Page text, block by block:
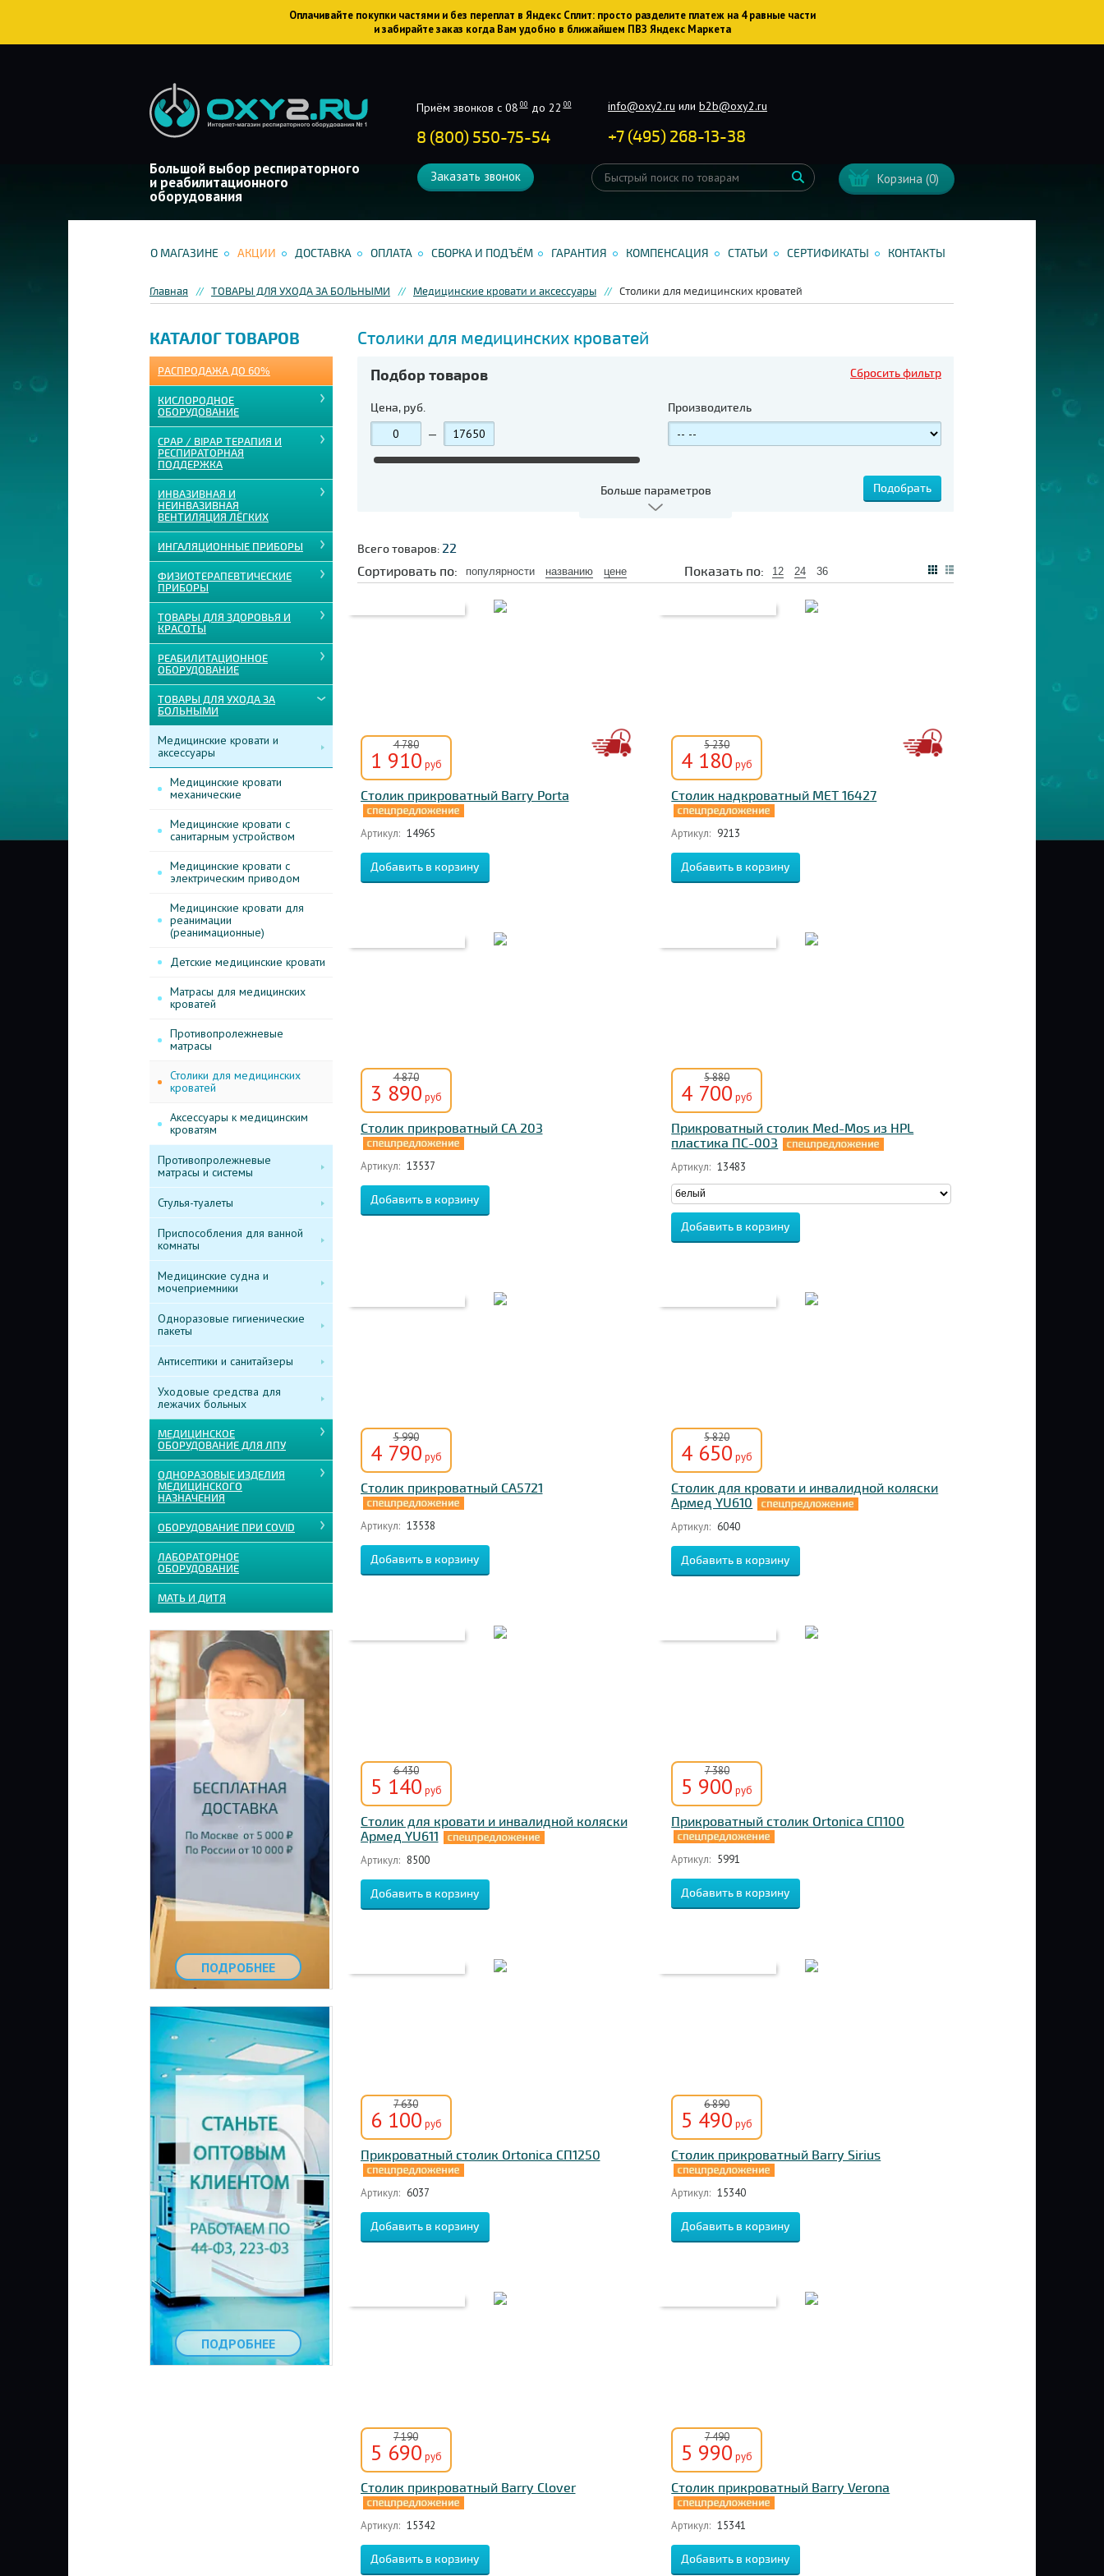
Оплачивайте покупки частями и без переплат в Яндекс Сплит: просто разделите платеж на 4 равные части
и забирайте заказ когда Вам удобно в ближайшем ПВЗ Яндекс Маркета
Большой выбор респираторного
и реабилитационного
оборудования
Приём звонков с 08 00до 22 00
8 (800) 550-75-54
info@oxy2.ru илиb2b@oxy2.ru
+7 (495) 268-13-38
Заказать звонок Корзина(0)
О МАГАЗИНЕ АКЦИИ ДОСТАВКА ОПЛАТА СБОРКА И ПОДЪЁМ ГАРАНТИЯ КОМПЕНСАЦИЯ СТАТЬИ СЕРТИФИКАТЫ КОНТАКТЫ
Главная ТОВАРЫ ДЛЯ УХОДА ЗА БОЛЬНЫМИ Медицинские кровати и аксессуары Столики для медицинских кроватей
КАТАЛОГ ТОВАРОВ
РАСПРОДАЖА ДО 60%
КИСЛОРОДНОЕ
ОБОРУДОВАНИЕ
CPAP / BIPAP ТЕРАПИЯ И
РЕСПИРАТОРНАЯ
ПОДДЕРЖКА
ИНВАЗИВНАЯ И
НЕИНВАЗИВНАЯ
ВЕНТИЛЯЦИЯ ЛЁГКИХ
ИНГАЛЯЦИОННЫЕ ПРИБОРЫ
ФИЗИОТЕРАПЕВТИЧЕСКИЕ
ПРИБОРЫ
ТОВАРЫ ДЛЯ ЗДОРОВЬЯ И
КРАСОТЫ
РЕАБИЛИТАЦИОННОЕ
ОБОРУДОВАНИЕ
ТОВАРЫ ДЛЯ УХОДА ЗА
БОЛЬНЫМИ
Медицинские кровати и
аксессуары
Медицинские кровати
механические
Медицинские кровати с
санитарным устройством
Медицинские кровати с
электрическим приводом
Медицинские кровати для
реанимации
(реанимационные)
Детские медицинские кровати
Матрасы для медицинских
кроватей
Противопролежневые
матрасы
Столики для медицинских
кроватей
Аксессуары к медицинским
кроватям
Противопролежневые
матрасы и системы
Стулья-туалеты
Приспособления для ванной
комнаты
Медицинские судна и
мочеприемники
Одноразовые гигиенические
пакеты
Антисептики и санитайзеры
Уходовые средства для
лежачих больных
МЕДИЦИНСКОЕ
ОБОРУДОВАНИЕ ДЛЯ ЛПУ
ОДНОРАЗОВЫЕ ИЗДЕЛИЯ
МЕДИЦИНСКОГО
НАЗНАЧЕНИЯ
ОБОРУДОВАНИЕ ПРИ COVID
ЛАБОРАТОРНОЕ
ОБОРУДОВАНИЕ
МАТЬ И ДИТЯ
ПОДРОБНЕЕ
ПОДРОБНЕЕ
Столики для медицинских кроватей
Подбор товаров Сбросить фильтр
Цена, руб.
—
Производитель
Больше параметров
Всего товаров:22
Сортировать по:
популярности названию цене Показать по: 12 24 36
4 780
1 910 руб
Столик прикроватный Barry Porta
Артикул: 14965
5 230
4 180 руб
Столик надкроватный МЕТ 16427
Артикул: 9213
4 870
3 890 руб
Столик прикроватный CA 203
Артикул: 13537
5 880
4 700 руб
Прикроватный столик Med-Mos из HPL
пластика ПС-003
Артикул: 13483
5 990
4 790 руб
Столик прикроватный CA5721
Артикул: 13538
5 820
4 650 руб
Столик для кровати и инвалидной коляски
Армед YU610
Артикул: 6040
6 430
5 140 руб
Столик для кровати и инвалидной коляски
Армед YU611
Артикул: 8500
7 380
5 900 руб
Прикроватный столик Ortonica СП100
Артикул: 5991
7 630
6 100 руб
Прикроватный столик Ortonica СП1250
Артикул: 6037
6 890
5 490 руб
Столик прикроватный Barry Sirius
Артикул: 15340
7 190
5 690 руб
Столик прикроватный Barry Clover
Артикул: 15342
7 490
5 990 руб
Столик прикроватный Barry Verona
Артикул: 15341